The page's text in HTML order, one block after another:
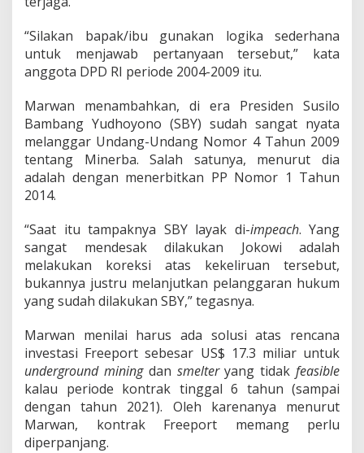
“Silakan bapak/ibu gunakan logika sederhana
untuk menjawab pertanyaan tersebut,” kata
anggota DPD RI periode 2004-2009 itu.
Marwan menambahkan, di era Presiden Susilo
Bambang Yudhoyono (SBY) sudah sangat nyata
melanggar Undang-Undang Nomor 4 Tahun 2009
tentang Minerba. Salah satunya, menurut dia
adalah dengan menerbitkan PP Nomor 1 Tahun
2014.
“Saat itu tampaknya SBY layak di-impeach. Yang
sangat mendesak dilakukan Jokowi adalah
melakukan koreksi atas kekeliruan tersebut,
bukannya justru melanjutkan pelanggaran hukum
yang sudah dilakukan SBY,” tegasnya.
Marwan menilai harus ada solusi atas rencana
investasi Freeport sebesar US$ 17.3 miliar untuk
underground miningdan smelteryang tidakfeasible
kalau periode kontrak tinggal 6 tahun (sampai
dengan tahun 2021). Oleh karenanya menurut
Marwan, kontrak Freeport memang perlu
diperpanjang.